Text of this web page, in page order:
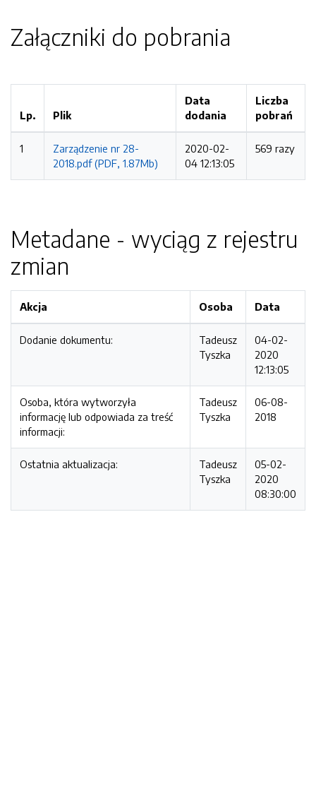
Załączniki do pobrania
Lp. Plik
Data
dodania
Liczba
pobrań
1
Zarządzenie nr 28-
2018.pdf (PDF, 1.87Mb)
2020-02-
04 12:13:05
569 razy
Metadane - wyciąg z rejestru
zmian
Akcja Osoba Data
Dodanie dokumentu:
Tadeusz
Tyszka
04-02-
2020
12:13:05
Osoba, która wytworzyła
informację lub odpowiada za treść
informacji:
Tadeusz
Tyszka
06-08-
2018
Ostatnia aktualizacja:
Tadeusz
Tyszka
05-02-
2020
08:30:00